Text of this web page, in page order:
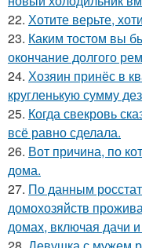
22. Хотите верьте,
23. Каким тостом вы
окончание долгого
24. Хозяин принёс в
кругленькую сумму
25. Когда свекровь
всё равно сделала.
26. Вот причина, по
дома.
27. По данным
домохозяйств
домах, включая дачи